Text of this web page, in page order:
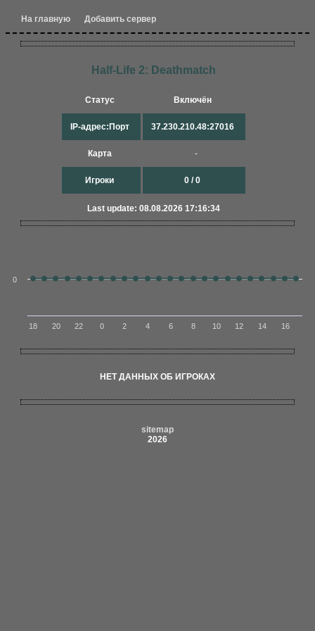
На главную Добавить сервер
Half-Life 2: Deathmatch
Статус
IP-адрес:Порт
Карта
Игроки
Включён
37.230.210.48:27016
-
0 / 0
Last update: 08.08.2026 17:16:34
18 20 22 0 2 4 6 8 10 12 14 16
0
НЕТ ДАННЫХ ОБ ИГРОКАХ
sitemap
2026